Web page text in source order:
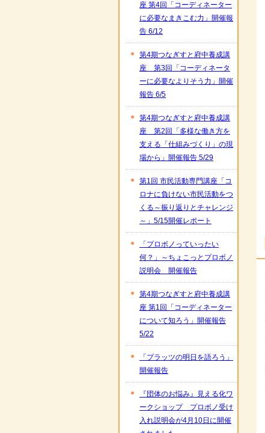
座 第4回「コーディネーター
に必要なまきこむ力」開催報
告 6/12
第4期つなぎすと府中養成講
座 第3回「コーディネータ
ーに必要なよりそう力」開催
報告 6/5
第4期つなぎすと府中養成講
座 第2回「多様な働き方を
支える「仕組みづくり」の現
場から」開催報告 5/29
第1回 市民活動専門講座「コ
ロナに負けない市民活動をつ
くる～振り返りとチャレンジ
～」5/15開催レポート
「プロボノっていったい
何？」～ちょこっとプロボノ
説明会 開催報告
第4期つなぎすと府中養成講
座 第1回「コーディネーター
について知ろう」開催報告
5/22
「プラッツの明日を語ろう」
開催報告
『団体のお悩み』見える化ワ
ークショップ プロボノ受け
入れ説明会が4月10日に開催